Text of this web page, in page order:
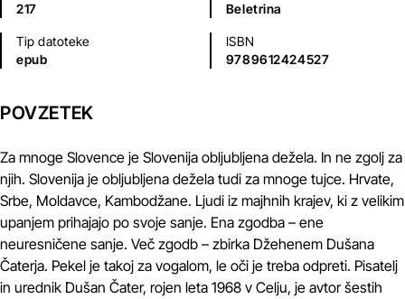
217
Beletrina
Tip datoteke
epub
ISBN
9789612424527
POVZETEK
Za mnoge Slovence je Slovenija obljubljena dežela. In ne zgolj za
njih. Slovenija je obljubljena dežela tudi za mnoge tujce. Hrvate,
Srbe, Moldavce, Kambodžane. Ljudi iz majhnih krajev, ki z velikim
upanjem prihajajo po svoje sanje. Ena zgodba – ene
neuresničene sanje. Več zgodb – zbirka Džehenem Dušana
Čaterja. Pekel je takoj za vogalom, le oči je treba odpreti. Pisatelj
in urednik Dušan Čater, rojen leta 1968 v Celju, je avtor šestih